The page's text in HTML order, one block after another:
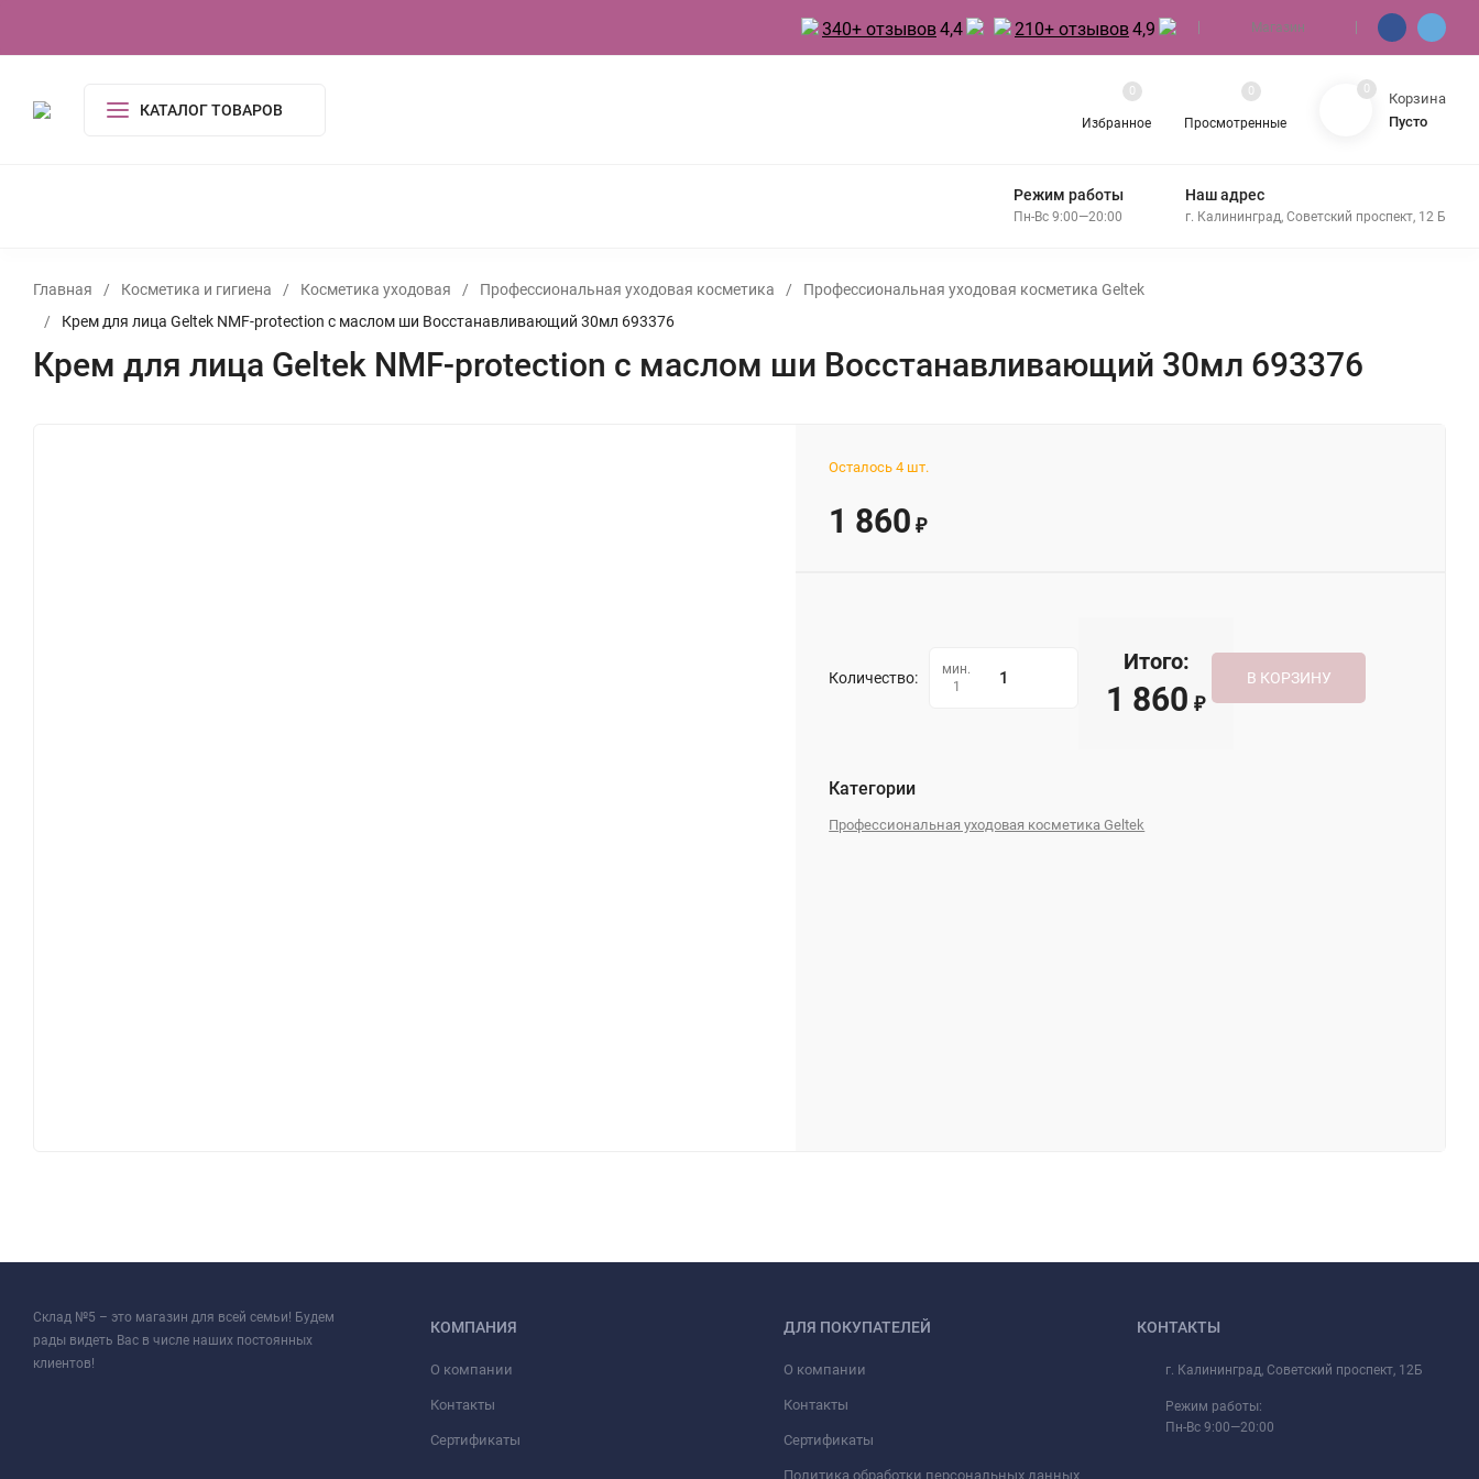
340+ отзывов4,4 210+ отзывов4,9 Магазин
КАТАЛОГ ТОВАРОВ
Избранное
0
Просмотренные
0 0
Корзина
Пусто
Режим работы
Пн-Вс 9:00—20:00
Наш адрес
г. Калининград, Советский проспект, 12 Б
Главная / Косметика и гигиена / Косметика уходовая / Профессиональная уходовая косметика /
Профессиональная уходовая косметика Geltek
/
Крем для лица Geltek NMF-protection с маслом ши Восстанавливающий 30мл 693376
Крем для лица Geltek NMF-protection с маслом ши Восстанавливающий 30мл 693376
Осталось 4 шт.
1 860 ₽
Количество:
мин.
1
Итого:
1 860 ₽
В КОРЗИНУ
Категории
Профессиональная уходовая косметика Geltek
Склад №5 – это магазин для всей семьи! Будем
рады видеть Вас в числе наших постоянных
клиентов!
КОМПАНИЯ
О компании
Контакты
Сертификаты
ДЛЯ ПОКУПАТЕЛЕЙ
О компании
Контакты
Сертификаты
Политика обработки персональных данных
КОНТАКТЫ
г. Калининград, Советский проспект, 12Б
Режим работы:
Пн-Вс 9:00—20:00